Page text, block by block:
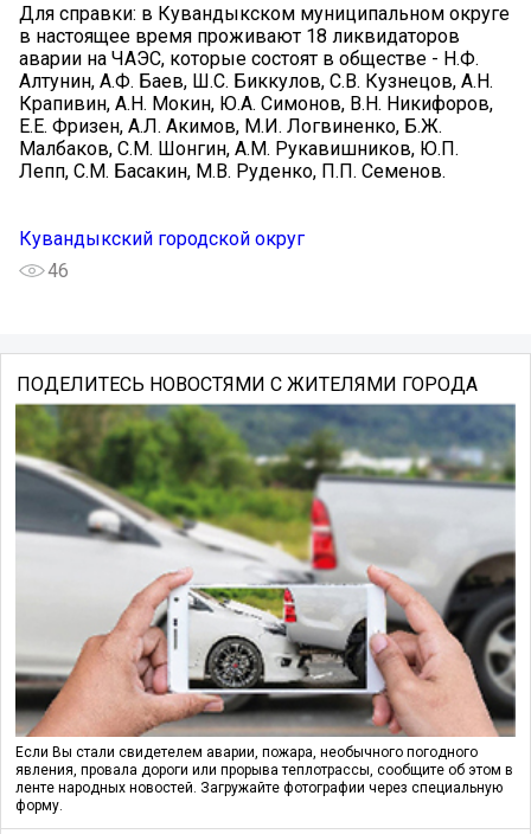
Для справки: в Кувандыкском муниципальном округе
в настоящее время проживают 18 ликвидаторов
аварии на ЧАЭС, которые состоят в обществе - Н.Ф.
Алтунин, А.Ф. Баев, Ш.С. Биккулов, С.В. Кузнецов, А.Н.
Крапивин, А.Н. Мокин, Ю.А. Симонов, В.Н. Никифоров,
Е.Е. Фризен, А.Л. Акимов, М.И. Логвиненко, Б.Ж.
Малбаков, С.М. Шонгин, А.М. Рукавишников, Ю.П.
Лепп, С.М. Басакин, М.В. Руденко, П.П. Семенов.
Кувандыкский городской округ
46
ПОДЕЛИТЕСЬ НОВОСТЯМИ С ЖИТЕЛЯМИ ГОРОДА
Если Вы стали свидетелем аварии, пожара, необычного погодного
явления, провала дороги или прорыва теплотрассы, сообщите об этом в
ленте народных новостей. Загружайте фотографии через специальную
форму.